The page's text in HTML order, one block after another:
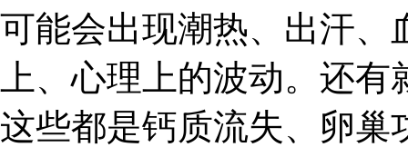
可能会出现潮热、出汗、
上、心理上的波动。还
这些都是钙质流失、卵巢